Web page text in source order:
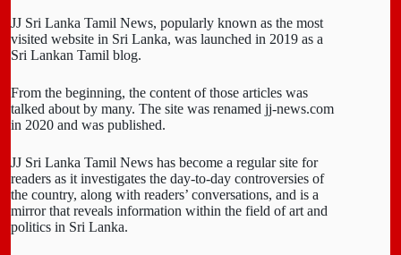
JJ Sri Lanka Tamil News, popularly known as the most
visited website in Sri Lanka, was launched in 2019 as a
Sri Lankan Tamil blog.
From the beginning, the content of those articles was
talked about by many. The site was renamed jj-news.com
in 2020 and was published.
JJ Sri Lanka Tamil News has become a regular site for
readers as it investigates the day-to-day controversies of
the country, along with readers’ conversations, and is a
mirror that reveals information within the field of art and
politics in Sri Lanka.